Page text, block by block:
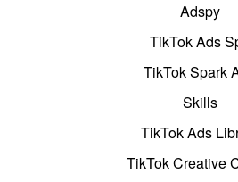
Adspy
TikTok Ads
TikTok Spark
Skills
TikTok Ads
TikTok Creative